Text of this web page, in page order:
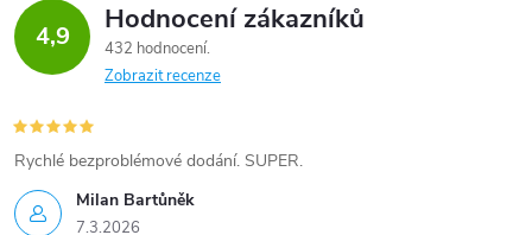
4,9 Hodnocení zákazníků
432 hodnocení
Zobrazit recenze
Milan Bartůněk
7.3.2026
Rychlé bezproblémové dodání. SUPER.